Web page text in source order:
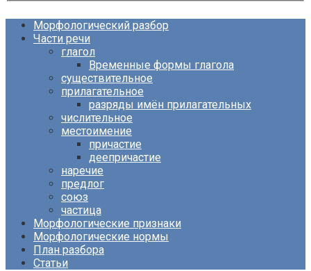
Морфологический разбор
Части речи
глагол
Временные формы глагола
существительное
прилагательное
разряды имён прилагательных
числительное
местоимение
причастие
деепричастие
наречие
предлог
союз
частица
Морфологические признаки
Морфологические нормы
План разбора
Статьи